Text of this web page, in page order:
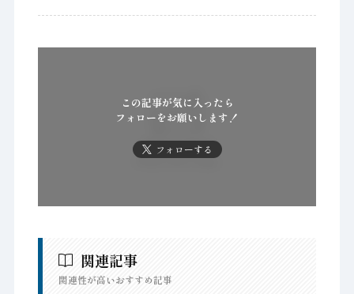
この記事が気に入ったら
フォローをお願いします！
フォローする
関連記事
関連性が高いおすすめ記事